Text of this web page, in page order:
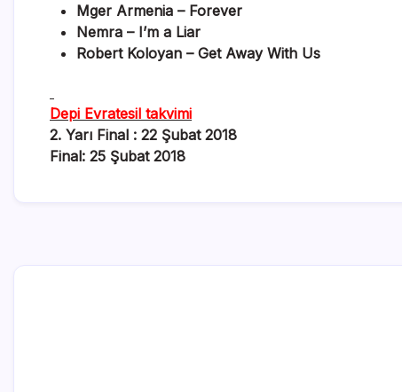
Mger Armenia – Forever
Nemra – I’m a Liar
Robert Koloyan – Get Away With Us
Depi Evratesil takvimi
2. Yarı Final : 22 Şubat 2018
Final: 25 Şubat 2018